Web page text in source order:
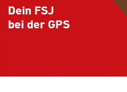
Dein FSJ
bei der GPS